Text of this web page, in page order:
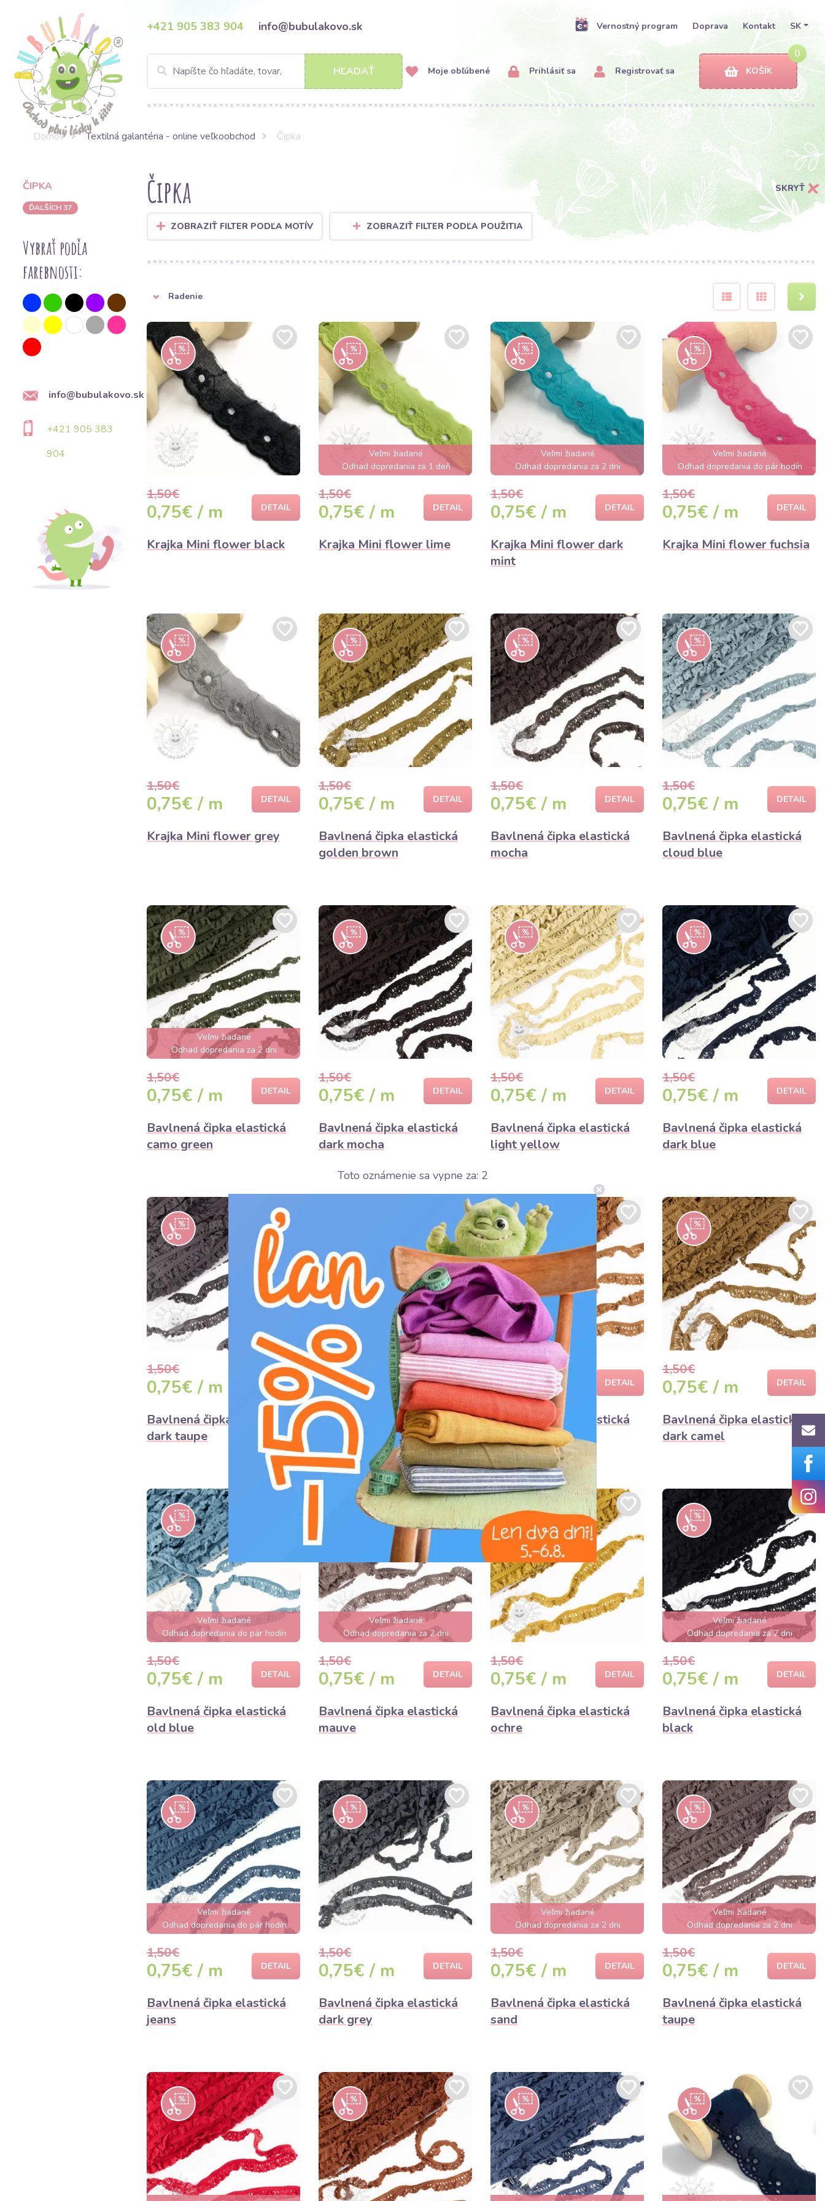
+421 905 383 904 info@bubulakovo.sk Vernostný program Doprava Kontakt SK
HĽADAŤ Moje obľúbené Prihlásiť sa Registrovať sa
0
KOŠÍK
Domov Textilná galantéria - online veľkoobchod Čipka
ČIPKA
ĎALŠÍCH 37
Vybrať podľa
farebnosti:
info@bubulakovo.sk
+421 905 383
904
Čipka SKRYŤ
ZOBRAZIŤ FILTER PODĽA MOTÍV ZOBRAZIŤ FILTER PODĽA POUŽITIA
Radenie
1,50€
0,75€ / m DETAIL
Krajka Mini flower black
Veľmi žiadané
Odhad dopredania za 1 deň
1,50€
0,75€ / m DETAIL
Krajka Mini flower lime
Veľmi žiadané
Odhad dopredania za 2 dni
1,50€
0,75€ / m DETAIL
Krajka Mini flower dark
mint
Veľmi žiadané
Odhad dopredania do pár hodín
1,50€
0,75€ / m DETAIL
Krajka Mini flower fuchsia
1,50€
0,75€ / m DETAIL
Krajka Mini flower grey
1,50€
0,75€ / m DETAIL
Bavlnená čipka elastická
golden brown
1,50€
0,75€ / m DETAIL
Bavlnená čipka elastická
mocha
1,50€
0,75€ / m DETAIL
Bavlnená čipka elastická
cloud blue
Veľmi žiadané
Odhad dopredania za 2 dni
1,50€
0,75€ / m DETAIL
Bavlnená čipka elastická
camo green
1,50€
0,75€ / m DETAIL
Bavlnená čipka elastická
dark mocha
1,50€
0,75€ / m DETAIL
Bavlnená čipka elastická
light yellow
1,50€
0,75€ / m DETAIL
Bavlnená čipka elastická
dark blue
1,50€
0,75€ / m DETAIL
Bavlnená čipka elastická
dark taupe
Veľmi žiadané
Odhad dopredania do pár hodín
1,50€
0,75€ / m DETAIL
Bavlnená čipka elastická
old yellow
1,50€
0,75€ / m DETAIL
Bavlnená čipka elastická
cognac
1,50€
0,75€ / m DETAIL
Bavlnená čipka elastická
dark camel
Veľmi žiadané
Odhad dopredania do pár hodín
1,50€
0,75€ / m DETAIL
Bavlnená čipka elastická
old blue
Veľmi žiadané
Odhad dopredania za 2 dni
1,50€
0,75€ / m DETAIL
Bavlnená čipka elastická
mauve
1,50€
0,75€ / m DETAIL
Bavlnená čipka elastická
ochre
Veľmi žiadané
Odhad dopredania za 2 dni
1,50€
0,75€ / m DETAIL
Bavlnená čipka elastická
black
Veľmi žiadané
Odhad dopredania do pár hodín
1,50€
0,75€ / m DETAIL
Bavlnená čipka elastická
jeans
1,50€
0,75€ / m DETAIL
Bavlnená čipka elastická
dark grey
Veľmi žiadané
Odhad dopredania za 2 dni
1,50€
0,75€ / m DETAIL
Bavlnená čipka elastická
sand
Veľmi žiadané
Odhad dopredania za 2 dni
1,50€
0,75€ / m DETAIL
Bavlnená čipka elastická
taupe